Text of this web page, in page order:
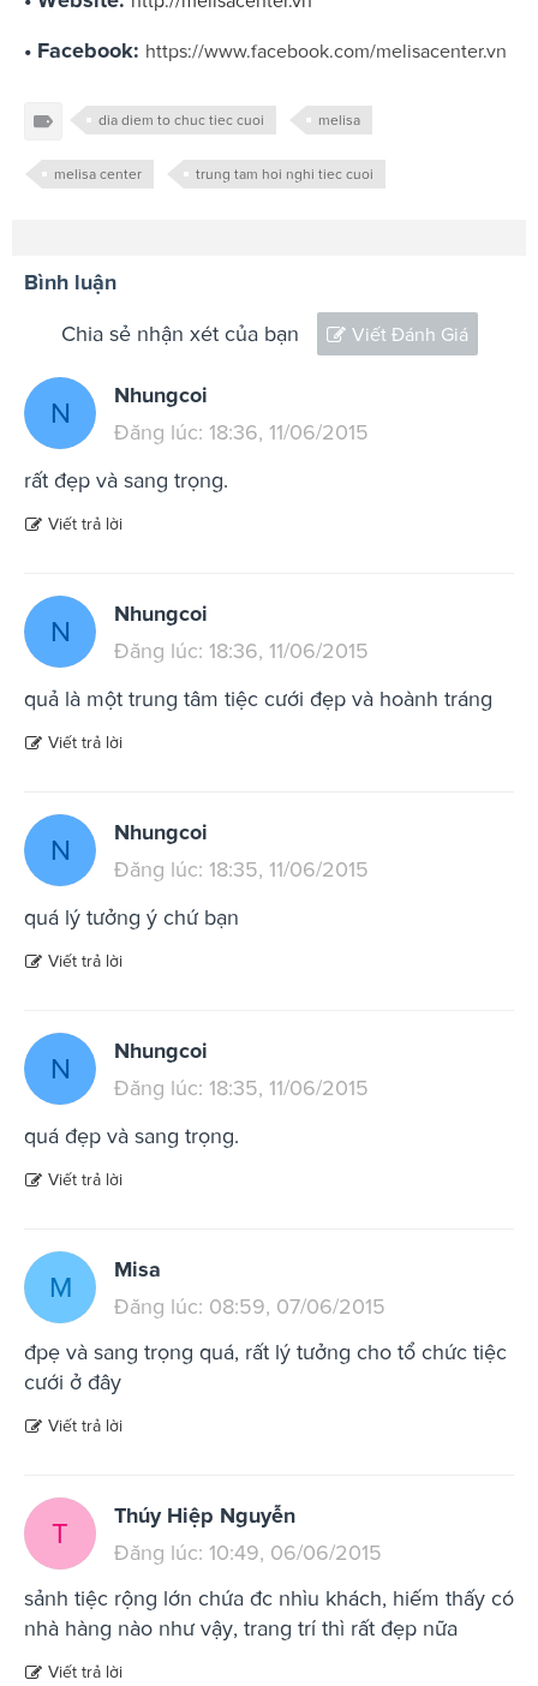
• Facebook: https://www.facebook.com/melisacenter.vn
dia diem to chuc tiec cuoi melisa
melisa center trung tam hoi nghi tiec cuoi
Bình luận
Chia sẻ nhận xét của bạn Viết Đánh Giá
N
Nhungcoi
Đăng lúc: 18:36, 11/06/2015
rất đẹp và sang trọng.
Viết trả lời
N
Nhungcoi
Đăng lúc: 18:36, 11/06/2015
quả là một trung tâm tiệc cưới đẹp và hoành tráng
Viết trả lời
N
Nhungcoi
Đăng lúc: 18:35, 11/06/2015
quá lý tưởng ý chứ bạn
Viết trả lời
N
Nhungcoi
Đăng lúc: 18:35, 11/06/2015
quá đẹp và sang trọng.
Viết trả lời
M
Misa
Đăng lúc: 08:59, 07/06/2015
đpẹ và sang trọng quá, rất lý tưởng cho tổ chức tiệc
cưới ở đây
Viết trả lời
T
Thúy Hiệp Nguyễn
Đăng lúc: 10:49, 06/06/2015
sảnh tiệc rộng lớn chứa đc nhìu khách, hiếm thấy có
nhà hàng nào như vậy, trang trí thì rất đẹp nữa
Viết trả lời